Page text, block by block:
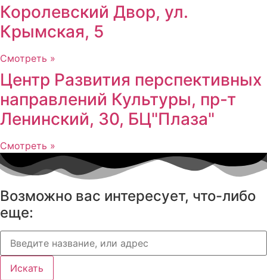
Королевский Двор, ул.
Крымская, 5
Смотреть »
Центр Развития перспективных
направлений Культуры, пр-т
Ленинский, 30, БЦ"Плаза"
Смотреть »
Возможно вас интересует, что-либо
еще:
Искать